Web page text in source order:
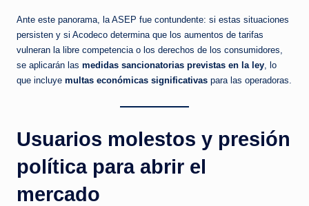
Ante este panorama, la ASEP fue contundente: si estas situaciones
persisten y si Acodeco determina que los aumentos de tarifas
vulneran la libre competencia o los derechos de los consumidores,
se aplicarán las medidas sancionatorias previstas en la ley, lo
que incluye multas económicas significativas para las operadoras.
Usuarios molestos y presión
política para abrir el
mercado